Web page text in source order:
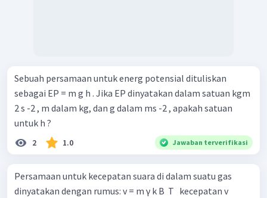
Sebuah persamaan untuk energ potensial dituliskan
sebagai EP = m g h . Jika EP dinyatakan dalam satuan kgm
2 s -2 , m dalam kg, dan g dalam ms -2 , apakah satuan
untuk h ?
2 1.0 Jawaban terverifikasi
Persamaan untuk kecepatan suara di dalam suatu gas
dinyatakan dengan rumus: v = m γ k B ​ T ​ ​ kecepatan v